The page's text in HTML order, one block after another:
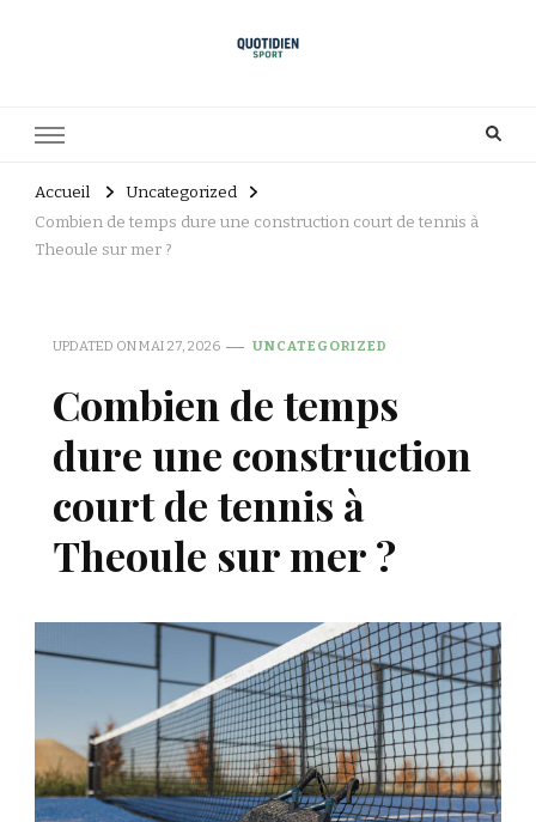
Accueil
Uncategorized
Combien de temps dure une construction court de tennis à
Theoule sur mer ?
UPDATED ONMAI 27, 2026 UNCATEGORIZED
Combien de temps
dure une construction
court de tennis à
Theoule sur mer ?